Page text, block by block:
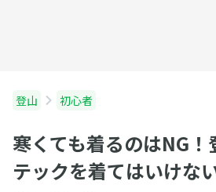
登山 初心者
寒くても着るのはNG！
テックを着てはいけな